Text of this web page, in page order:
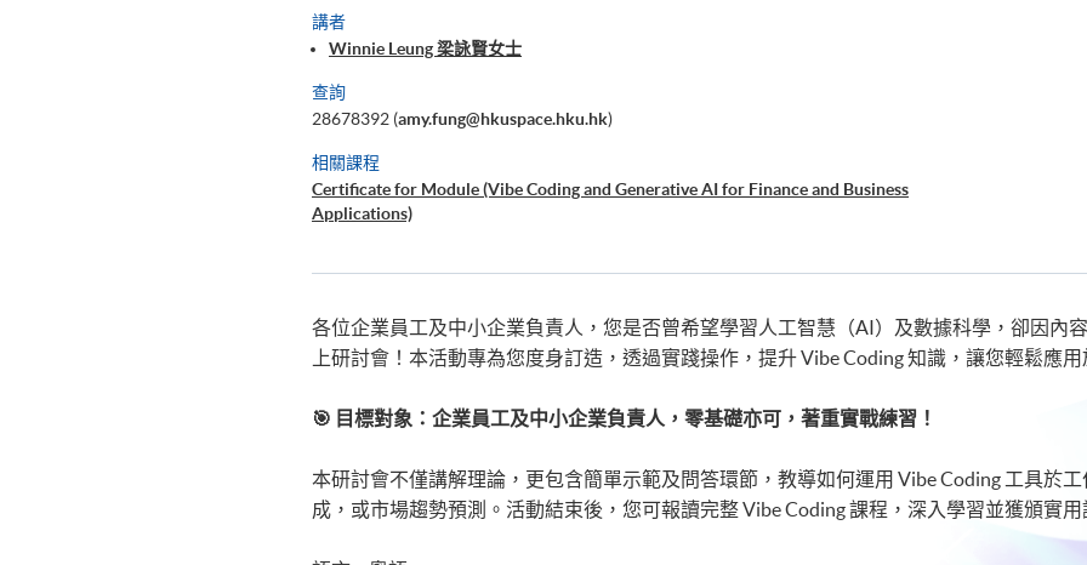
講者
Winnie Leung 梁詠賢女士
查詢
28678392 (amy.fung@hkuspace.hku.hk)
相關課程
Certificate for Module (Vibe Coding and Generative AI for Finance and Business
Applications)
各位企業員工及中小企業負責人，您是否曾希望學習人工智慧（AI）及數據科學，卻因內
上研討會！本活動專為您度身訂造，透過實踐操作，提升 Vibe Coding 知識，讓您輕鬆應
🎯 目標對象：企業員工及中小企業負責人，零基礎亦可，著重實戰練習！
本研討會不僅講解理論，更包含簡單示範及問答環節，教導如何運用 Vibe Coding 工具於
成，或市場趨勢預測。活動結束後，您可報讀完整 Vibe Coding 課程，深入學習並獲頒實